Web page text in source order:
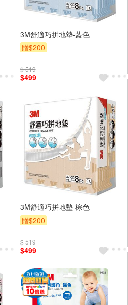
3M舒適巧拼地墊-藍色
贈$200
$ 519
$499
3M舒適巧拼地墊-棕色
贈$200
$ 519
$499